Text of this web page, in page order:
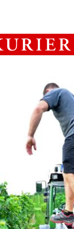
PolitikWirtschaft